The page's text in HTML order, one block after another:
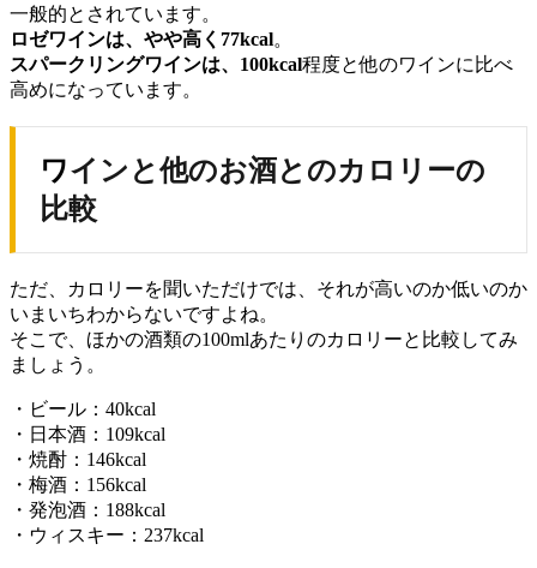
一般的とされています。
ロゼワインは、やや高く77kcal。
スパークリングワインは、100kcal程度と他のワインに比べ
高めになっています。
ワインと他のお酒とのカロリーの
比較
ただ、カロリーを聞いただけでは、それが高いのか低いのか
いまいちわからないですよね。
そこで、ほかの酒類の100mlあたりのカロリーと比較してみ
ましょう。
・ビール：40kcal
・日本酒：109kcal
・焼酎：146kcal
・梅酒：156kcal
・発泡酒：188kcal
・ウィスキー：237kcal